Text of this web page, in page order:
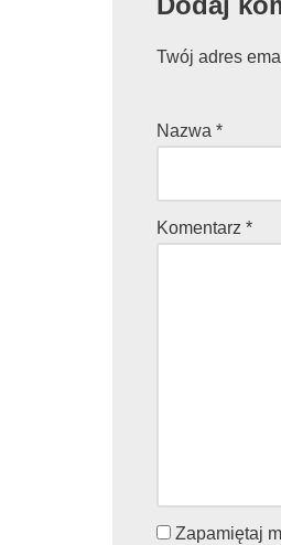
Twój adres
Nazwa *
Komentarz *
Zapamiętaj